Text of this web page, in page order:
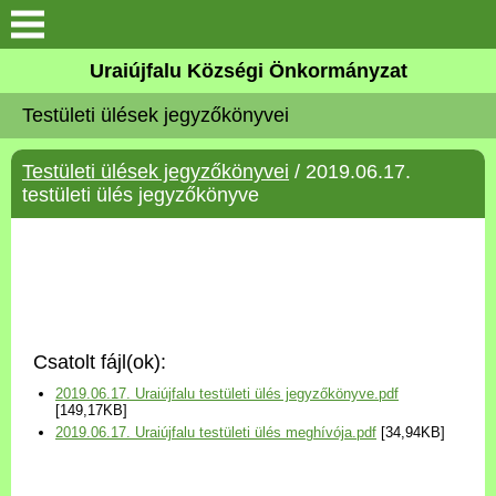
Köszöntő
Elérhetőségek
Uraiújfalu
Választási információk
Versenyképes Járások
Uraiújfalu Községi Önkormányzat
Testületi ülések jegyzőkönyvei
Testületi ülések jegyzőkönyvei / 2019.06.17.
testületi ülés jegyzőkönyve
Csatolt fájl(ok):
2019.06.17. Uraiújfalu testületi ülés jegyzőkönyve.pdf
[149,17KB]
2019.06.17. Uraiújfalu testületi ülés meghívója.pdf [34,94KB]